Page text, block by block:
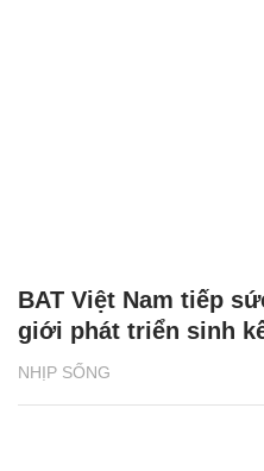
NHỊP SỐNG
BAT Việt Nam tiếp
giới phát triển sinh